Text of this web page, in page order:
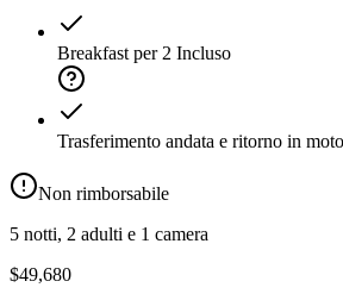
Breakfast per 2 Incluso
Trasferimento andata e ritorno in
Non rimborsabile
5 notti, 2 adulti e 1 camera
$49,680